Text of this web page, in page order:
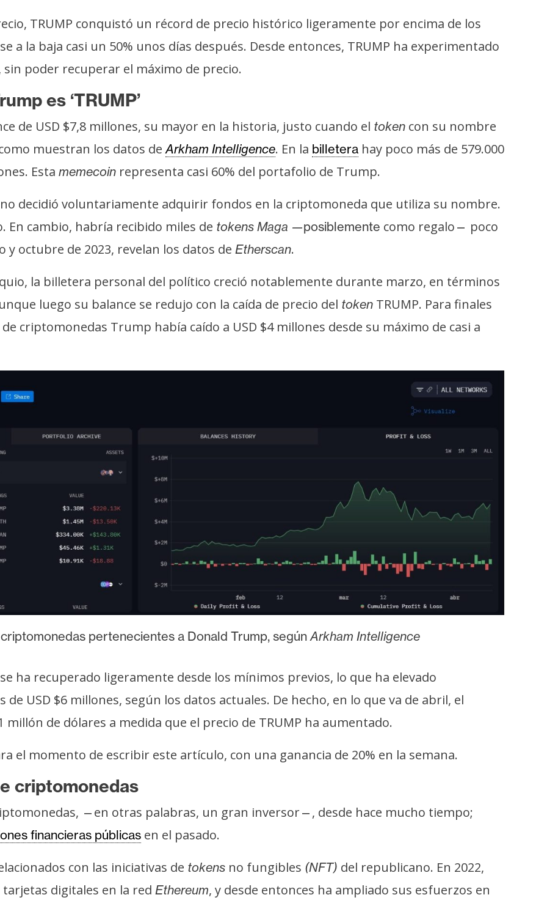
TRUMP conquistó un récord de precio histórico ligeramente por encima de los
a la baja casi un 50% unos días después. Desde entonces, TRUMP ha experimentado
poder recuperar el máximo de precio.
es ‘TRUMP’
de USD $7,8 millones, su mayor en la historia, justo cuando el token con su nombre
muestran los datos deArkham Intelligence. En la billetera hay poco más de 579.000
Esta memecoin representa casi 60% del portafolio de Trump.
decidió voluntariamente adquirir fondos en la criptomoneda que utiliza su nombre.
En cambio, habría recibido miles de tokens Maga —posiblemente como regalo — poco
octubre de 2023, revelan los datos de Etherscan.
la billetera personal del político creció notablemente durante marzo, en términos
luego su balance se redujo con la caída de precio del token TRUMP. Para finales
criptomonedas Trump había caído a USD $4 millones desde su máximo de casi a
pertenecientes a Donald Trump, según Arkham Intelligence
se ha recuperado ligeramente desde los mínimos previos, lo que ha elevado
USD $6 millones, según los datos actuales. De hecho, en lo que va de abril, el
de dólares a medida que el precio de TRUMP ha aumentado.
el momento de escribir este artículo, con una ganancia de 20% en la semana.
criptomonedas
— en otras palabras, un gran inversor— , desde hace mucho tiempo;
financieras públicas en el pasado.
con las iniciativas de tokens no fungibles (NFT) del republicano. En 2022,
tarjetas digitales en la red Ethereum, y desde entonces ha ampliado sus esfuerzos en